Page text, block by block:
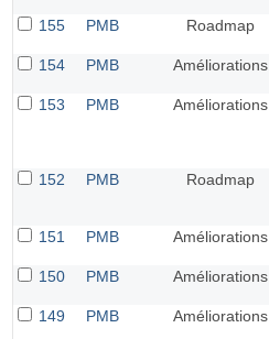
155
PMB Roadmap
154
PMB Améliorations
153
PMB Améliorations
152
PMB Roadmap
151
PMB Améliorations
150
PMB Améliorations
149
PMB Améliorations